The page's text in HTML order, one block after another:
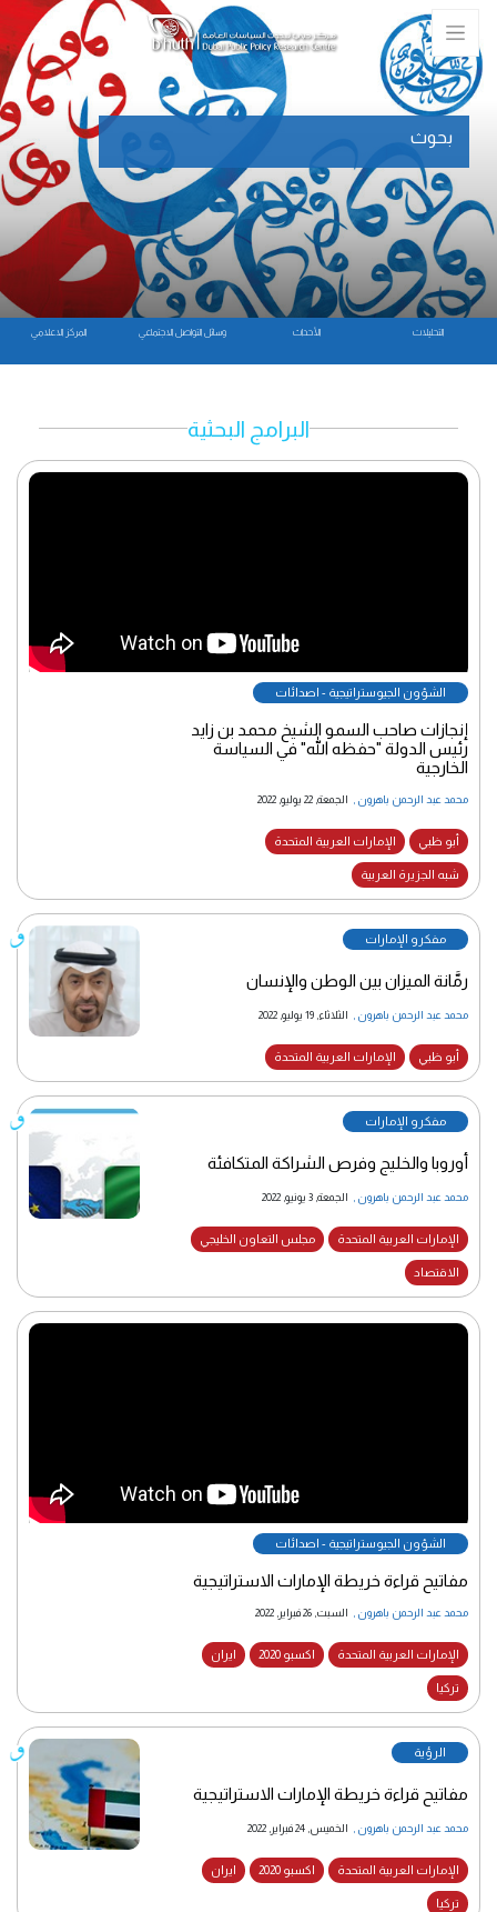
المركز الاعلامي وسائل التواصل الاجتماعي الأحداث التحليلات
بحوث
البرامج البحثية
الشؤون الجيوستراتيجية - اصدائات
إنجازات صاحب السمو الشيخ محمد بن زايد
رئيس الدولة "حفظه الله" في السياسة
الخارجية
محمد عبد الرحمن باهرون الجمعة, 22 يوليو, 2022
أبو ظبي الإمارات العربية المتحدة
شبه الجزيرة العربية
مفكرو الإمارات
رمَّانة الميزان بين الوطن والإنسان
محمد عبد الرحمن باهرون الثلاثاء, 19 يوليو, 2022
أبو ظبي الإمارات العربية المتحدة
مفكرو الإمارات
أوروبا والخليج وفرص الشراكة المتكافئة
محمد عبد الرحمن باهرون الجمعة, 3 يونيو, 2022
الإمارات العربية المتحدة مجلس التعاون الخليجي
الاقتصاد
الشؤون الجيوستراتيجية - اصدائات
مفاتيح قراءة خريطة الإمارات الاستراتيجية
محمد عبد الرحمن باهرون السبت, 26 فبراير, 2022
الإمارات العربية المتحدة اكسبو 2020 ايران
تركيا
الرؤية
مفاتيح قراءة خريطة الإمارات الاستراتيجية
محمد عبد الرحمن باهرون الخميس, 24 فبراير, 2022
الإمارات العربية المتحدة اكسبو 2020 ايران
تركيا